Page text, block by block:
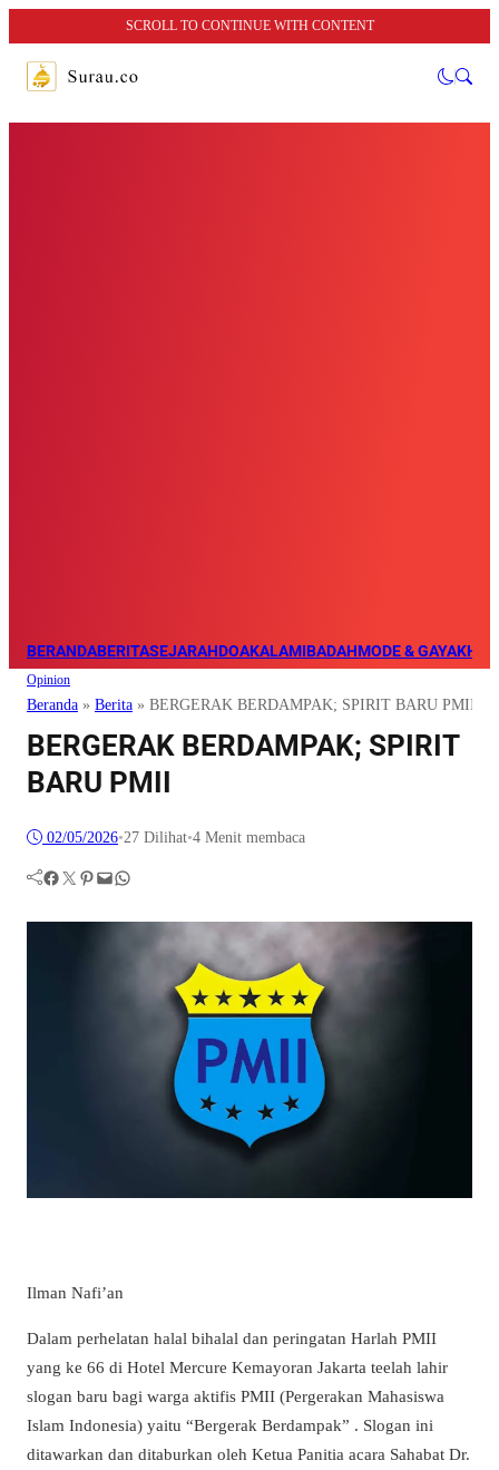
SCROLL TO CONTINUE WITH CONTENT
BERANDABERITASEJARAHDOAKALAMIBADAHMODE & GAYA
Opinion
Beranda » Berita » BERGERAK BERDAMPAK; SPIRIT BARU PMII
BERGERAK BERDAMPAK; SPIRIT
BARU PMII
02/05/2026•27 Dilihat•4 Menit membaca
Facebook Twitter Pinterest Mail WhatsApp
Ilman Nafi’an
Dalam perhelatan halal bihalal dan peringatan Harlah PMII
yang ke 66 di Hotel Mercure Kemayoran Jakarta teelah lahir
slogan baru bagi warga aktifis PMII (Pergerakan Mahasiswa
Islam Indonesia) yaitu “Bergerak Berdampak” . Slogan ini
ditawarkan dan ditaburkan oleh Ketua Panitia acara Sahabat Dr.